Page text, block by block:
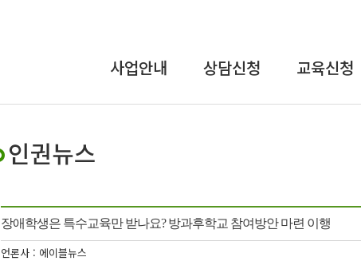
사업안내
인식개선사업
상담신청 교육신청
직장 내 장애인
인식개선
강사파견교
장애학생은 특수교육만 받나요? 방과후학교 참여방안 마련 이행
언론사 : 에이블뉴스